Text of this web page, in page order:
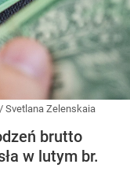
/ Svetlana Zelenskaia
brutto
w lutym br.